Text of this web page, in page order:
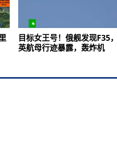
目标女王号！俄舰发现F35，
英航母行迹暴露，轰炸机